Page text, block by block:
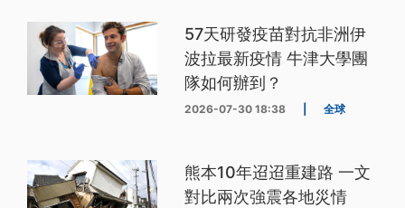
57天研發疫苗對抗非洲伊
波拉最新疫情 牛津大學團
隊如何辦到？
2026-07-30 18:38 全球
熊本10年迢迢重建路 一文
對比兩次強震各地災情